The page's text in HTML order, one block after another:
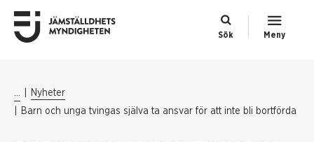
Sök Meny
...
Nyheter
Barn och unga tvingas själva ta ansvar för att inte bli bortförda